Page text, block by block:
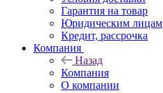
Гарантия на товар
Юридическим лицам
Кредит, рассрочка
Компания
Назад
Компания
О компании